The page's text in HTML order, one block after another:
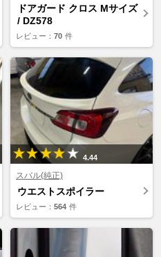
ドアガード クロス Mサイズ
/ DZ578
レビュー： 70 件
4.44
スバル(純正)
ウエストスポイラー
レビュー： 564 件